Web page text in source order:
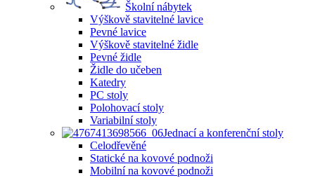
Školní nábytek
Výškově stavitelné lavice
Pevné lavice
Výškově stavitelné židle
Pevné židle
Židle do učeben
Katedry
PC stoly
Polohovací stoly
Variabilní stoly
Jednací a konferenční stoly
Celodřevěné
Statické na kovové podnoži
Mobilní na kovové podnoži